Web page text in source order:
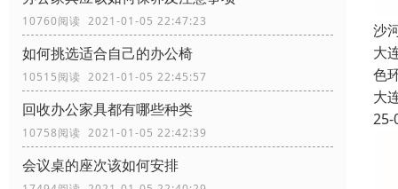
10760阅读 2021-01-05 22:47:23
如何挑选适合自己的办公椅
10515阅读 2021-01-05 22:45:57
回收办公家具都有哪些种类
10758阅读 2021-01-05 22:42:39
会议桌的座次该如何安排
沙
大
色
大
25-